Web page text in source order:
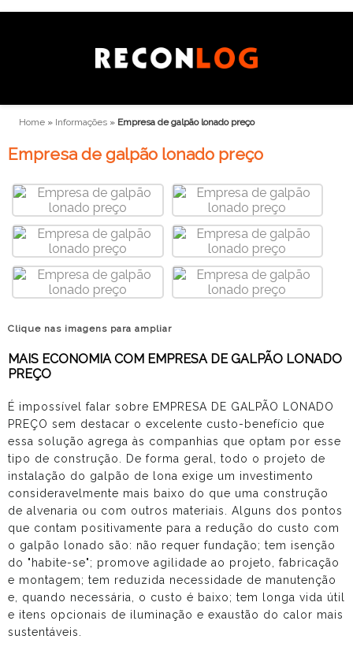
Home » Informações » Empresa de galpão lonado preço
Empresa de galpão lonado preço
Clique nas imagens para ampliar
MAIS ECONOMIA COM EMPRESA DE GALPÃO LONADO
PREÇO
É impossível falar sobre EMPRESA DE GALPÃO LONADO
PREÇO sem destacar o excelente custo-benefício que
essa solução agrega às companhias que optam por esse
tipo de construção. De forma geral, todo o projeto de
instalação do galpão de lona exige um investimento
consideravelmente mais baixo do que uma construção
de alvenaria ou com outros materiais. Alguns dos pontos
que contam positivamente para a redução do custo com
o galpão lonado são: não requer fundação; tem isenção
do "habite-se"; promove agilidade ao projeto, fabricação
e montagem; tem reduzida necessidade de manutenção
e, quando necessária, o custo é baixo; tem longa vida útil
e itens opcionais de iluminação e exaustão do calor mais
sustentáveis.